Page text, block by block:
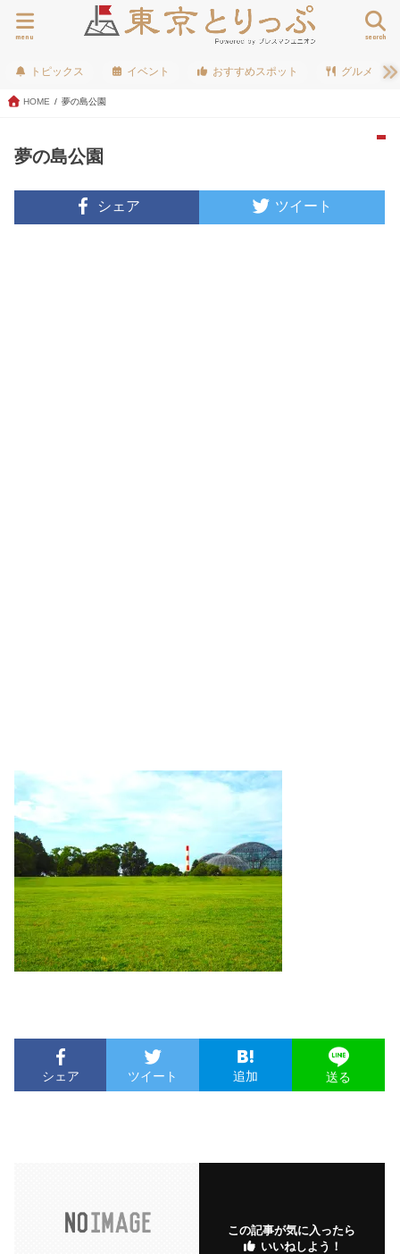
search
menu
トピックス イベント おすすめスポット グルメ
HOME 夢の島公園
夢の島公園
シェア ツイート
シェア ツイート 追加 送る
この記事が気に入ったら
いいねしよう！